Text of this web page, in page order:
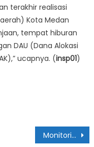
terakhir realisasi
Kota Medan
tempat hiburan
DAU (Dana Alokasi
ucapnya. (insp01)
Monitoring di Simangambat & Ujung Batu, Warga Paluta Diimbau Tetap Gunakan Masker & Rajin Cuci Tangan